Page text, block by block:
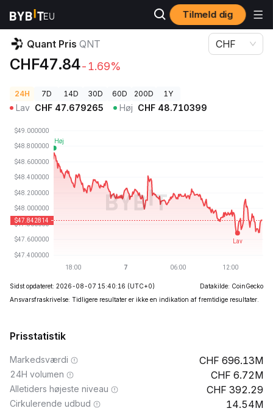
Tilmeld dig
Kryptopriser
Quant Pris QNT
CHF47.84-1.69%
CHF
24H 7D 14D 30D 60D 200D 1Y
Lav CHF 47.679265 Høj CHF 48.710399
Sidst opdateret: 2026-08-07 15:40:16 (UTC+0)
Datakilde: CoinGecko
Ansvarsfraskrivelse: Tidligere resultater er ikke en indikation af fremtidige resultater.
Prisstatistik
Markedsværdi 696.13M
24H volumen 6.72M
Alletiders højeste niveau 392.29
Cirkulerende udbud 14.54M